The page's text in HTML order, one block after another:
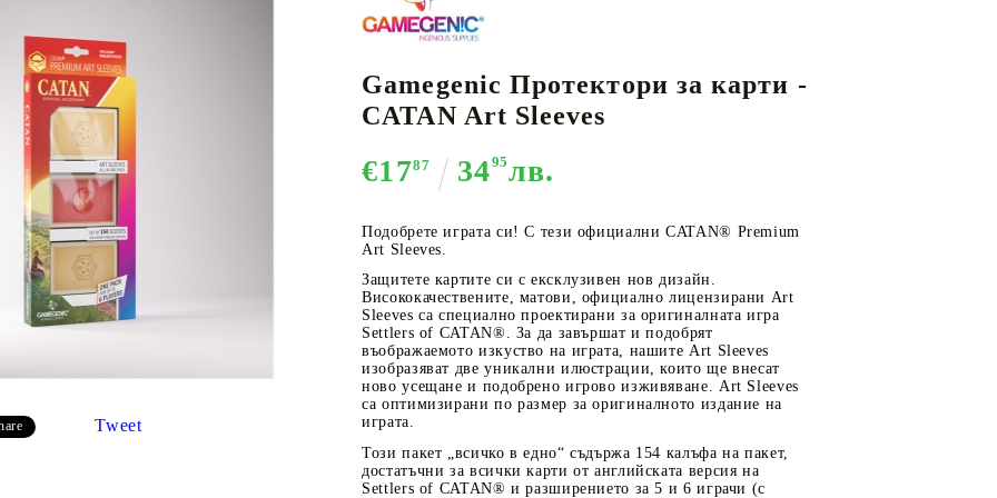
CARD GAME
АКСЕСОАРИ ЗА КАРТОВИ
Кутии за съхранение
Протектори за карти
Класьори за карти
НАСИПНИ КАРТИ
К-ПОП ДРУГИ
Tweet
Gamegenic Протектори за карти -
CATAN Art Sleeves
€1787 3495лв.
Подобрете играта си! С тези официални CATAN® Premium
Art Sleeves.
Защитете картите си с ексклузивен нов дизайн.
Висококачествените, матови, официално лицензирани Art
Sleeves са специално проектирани за оригиналната игра
Settlers of CATAN®. За да завършат и подобрят
въображаемото изкуство на играта, нашите Art Sleeves
изобразяват две уникални илюстрации, които ще внесат
ново усещане и подобрено игрово изживяване. Art Sleeves
са оптимизирани по размер за оригиналното издание на
играта.
Този пакет „всичко в едно“ съдържа 154 калъфа на пакет,
достатъчни за всички карти от английската версия на
Settlers of CATAN® и разширението за 5 и 6 играчи (с